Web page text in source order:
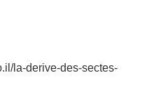
la-derive-des-sectes-